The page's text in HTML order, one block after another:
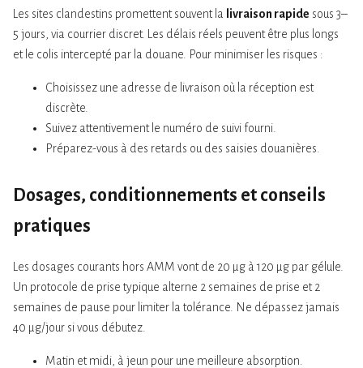
Les sites clandestins promettent souvent la livraison rapide sous 3–
5 jours, via courrier discret. Les délais réels peuvent être plus longs
et le colis intercepté par la douane. Pour minimiser les risques :
Choisissez une adresse de livraison où la réception est
discrète.
Suivez attentivement le numéro de suivi fourni.
Préparez-vous à des retards ou des saisies douanières.
Dosages, conditionnements et conseils
pratiques
Les dosages courants hors AMM vont de 20 µg à 120 µg par gélule.
Un protocole de prise typique alterne 2 semaines de prise et 2
semaines de pause pour limiter la tolérance. Ne dépassez jamais
40 µg/jour si vous débutez.
Matin et midi, à jeun pour une meilleure absorption.